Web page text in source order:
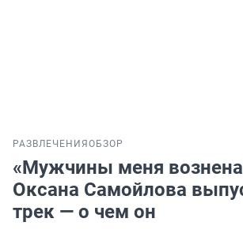
РАЗВЛЕЧЕНИЯ ОБЗОР
«Мужчины меня
Оксана Самойлова
трек — о чем он